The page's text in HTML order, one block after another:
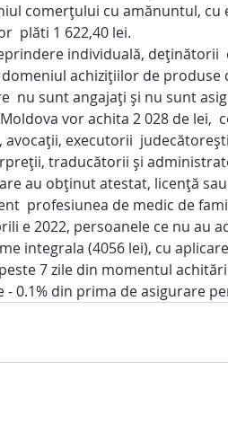
comerţului cu amănuntul,
plăti 1 622,40 lei.
achizițiilor de
nu sunt angajaţi şi nu sunt
vor achita 2 028 de lei,
traducătorii şi
au obţinut atestat, licenţă
profesiunea de medic de
integrala (4056 lei), cu
7 zile din momentul
0.1% din рrimа de asigurare